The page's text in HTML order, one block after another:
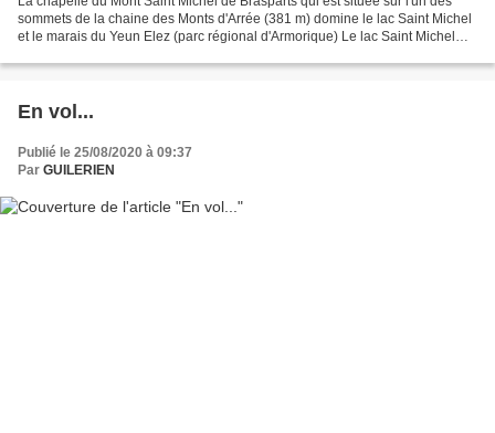
sommets de la chaine des Monts d'Arrée (381 m) domine le lac Saint Michel
et le marais du Yeun Elez (parc régional d'Armorique) Le lac Saint Michel
En vol...
Publié le 25/08/2020 à 09:37
Par GUILERIEN